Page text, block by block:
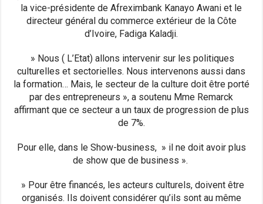
la vice-présidente de Afreximbank Kanayo Awani et le
directeur général du commerce extérieur de la Côte
d’Ivoire, Fadiga Kaladji.
» Nous ( L’Etat) allons intervenir sur les politiques
culturelles et sectorielles. Nous intervenons aussi dans
la formation… Mais, le secteur de la culture doit être porté
par des entrepreneurs », a soutenu Mme Remarck
affirmant que ce secteur a un taux de progression de plus
de 7%.
Pour elle, dans le Show-business, » il ne doit avoir plus
de show que de business ».
» Pour être financés, les acteurs culturels, doivent être
organisés. Ils doivent considérer qu’ils sont au même